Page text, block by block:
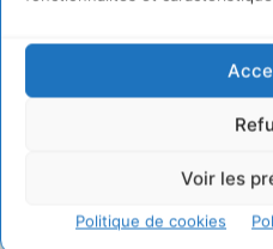
Voir les
Politique de cookies